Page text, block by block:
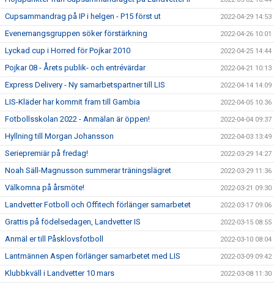
Cupsammandrag på IP i helgen - P15 först ut 2022-04-29 14:53
Evenemangsgruppen söker förstärkning 2022-04-26 10:01
Lyckad cup i Horred för Pojkar 2010 2022-04-25 14:44
Pojkar 08 - Årets publik- och entrévärdar 2022-04-21 10:13
Express Delivery - Ny samarbetspartner till LIS 2022-04-14 14:09
LIS-Kläder har kommit fram till Gambia 2022-04-05 10:36
Fotbollsskolan 2022 - Anmälan är öppen! 2022-04-04 09:37
Hyllning till Morgan Johansson 2022-04-03 13:49
Seriepremiär på fredag! 2022-03-29 14:27
Noah Säll-Magnusson summerar träningslägret 2022-03-29 11:36
Välkomna på årsmöte! 2022-03-21 09:30
Landvetter Fotboll och Offitech förlänger samarbetet 2022-03-17 09:06
Grattis på födelsedagen, Landvetter IS 2022-03-15 08:55
Anmäl er till Påsklovsfotboll 2022-03-10 08:04
Lantmännen Aspen förlänger samarbetet med LIS 2022-03-09 09:42
Klubbkväll i Landvetter 10 mars 2022-03-08 11:30